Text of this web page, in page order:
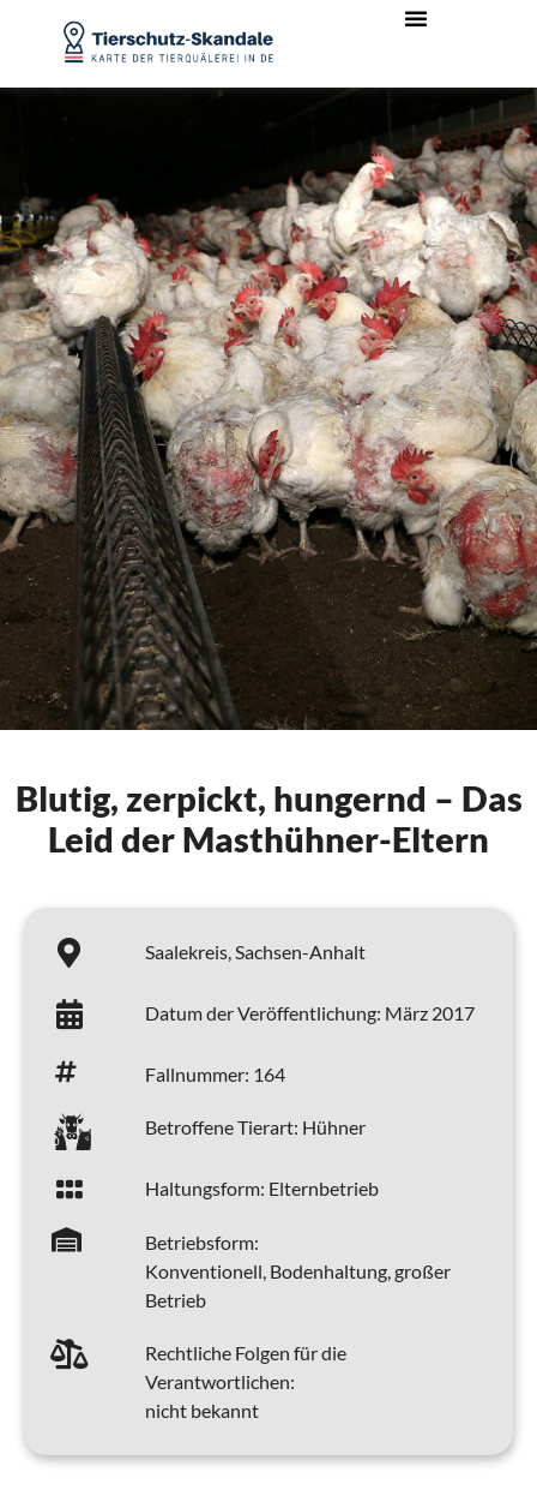
Blutig, zerpickt, hungernd – Das
Leid der Masthühner-Eltern
Saalekreis,Sachsen-Anhalt
Datum der Veröffentlichung: März 2017
Fallnummer: 164
Betroffene Tierart: Hühner
Haltungsform: Elternbetrieb
Betriebsform:
Konventionell, Bodenhaltung, großer
Betrieb
Rechtliche Folgen für die
Verantwortlichen:
nicht bekannt